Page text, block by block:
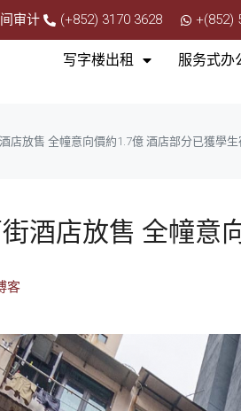
审计 (+852) 3170 3628 +(852)
写字楼出租 服务式办
店放售 全幢意向價約1.7億 酒店部分已獲學生
酒店放售 全幢意
客